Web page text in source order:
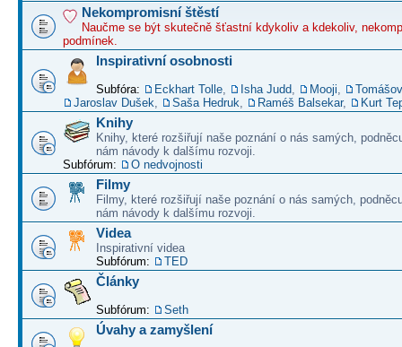
Nekompromisní štěstí
Naučme se být skutečně šťastní kdykoliv a kdekoliv,
podmínek.
Inspirativní osobnosti
Subfóra: Eckhart Tolle Isha Judd Mooji
Jaroslav Dušek
Saša Hedruk Raméš Balsekar, Kurt
Knihy
Knihy, které rozšiřují naše poznání o nás samých,
nám návody k dalšímu rozvoji.
Subfórum:
O nedvojnosti
Filmy
Filmy, které rozšiřují naše poznání o nás samých,
nám návody k dalšímu rozvoji.
Videa
Inspirativní videa
Subfórum:
TED
Články
Subfórum: Seth
Úvahy a zamyšlení